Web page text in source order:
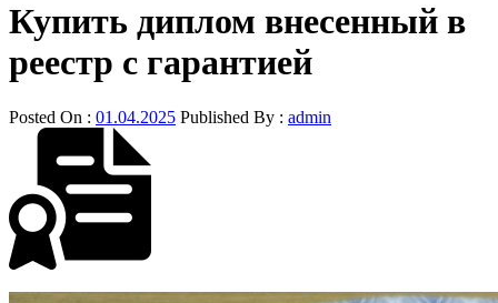
Купить диплом внесенный в
реестр с гарантией
Posted On : 01.04.2025 Published By : admin